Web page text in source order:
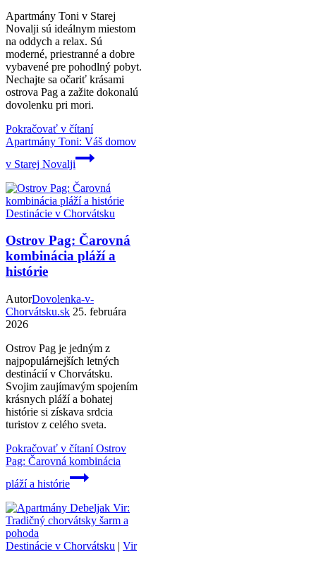
Apartmány Toni v Starej
Novalji sú ideálnym miestom
na oddych a relax. Sú
moderné, priestranné a dobre
vybavené pre pohodlný pobyt.
Nechajte sa očariť krásami
ostrova Pag a zažite dokonalú
dovolenku pri mori.
Pokračovať v čítaní
Apartmány Toni: Váš domov
v Starej Novalji
Destinácie v Chorvátsku
Ostrov Pag: Čarovná
kombinácia pláží a
histórie
AutorDovolenka-v-
Chorvátsku.sk 25. februára
2026
Ostrov Pag je jedným z
najpopulárnejších letných
destinácií v Chorvátsku.
Svojim zaujímavým spojením
krásnych pláží a bohatej
histórie si získava srdcia
turistov z celého sveta.
Pokračovať v čítaníOstrov
Pag: Čarovná kombinácia
pláží a histórie
Destinácie v Chorvátsku | Vir